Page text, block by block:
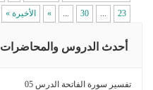
23
30
» الأخيرة »
أحدث الدروس والمحاضرات
تفسير سورة الفاتحة الدرس 05